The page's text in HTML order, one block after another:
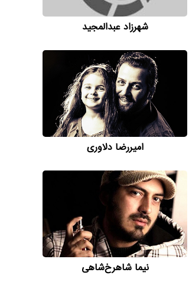
شهرزاد عبدالمجید
امیررضا دلاوری
نیما شاهرخ‌شاهی